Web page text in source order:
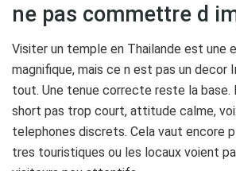
ne pas commettre d
Visiter un temple en Thailande est une
magnifique, mais ce n est pas un decor
tout. Une tenue correcte reste la base.
short pas trop court, attitude calme,
telephones discrets. Cela vaut encore
tres touristiques ou les locaux voient